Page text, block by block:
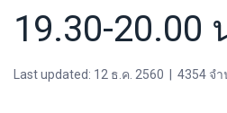
19.30-20.00
Last updated: 12 ธ.ค. 2560 4354 จ